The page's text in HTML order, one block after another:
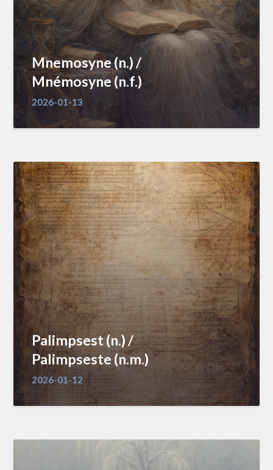
Mnemosyne (n.) /
Mnémosyne (n.f.)
2026-01-13
Palimpsest (n.) /
Palimpseste (n.m.)
2026-01-12